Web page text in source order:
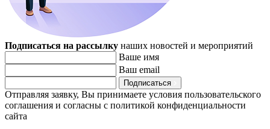
Подписаться на рассылку наших новостей и мероприятий
Ваше имя
Ваш email
Подписаться
Отправляя заявку, Вы принимаете условия пользовательского
соглашения и согласны с политикой конфиденциальности
сайта